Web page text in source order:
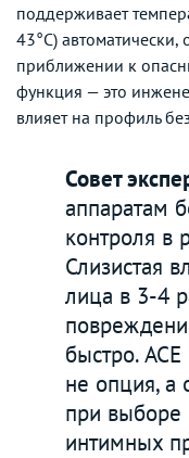
поддерживает
43°C)
приближении к
функция — это
влияет на профиль
Совет
аппаратам
контроля в
Слизистая
лица в 3-4
быстро.
не опция, а
при
интимных